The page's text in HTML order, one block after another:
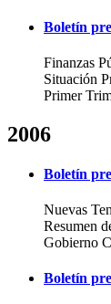
Boletín
Finanzas
Situación
Primer
2006
Boletín
Nuevas
Resumen
Gobierno
Boletín